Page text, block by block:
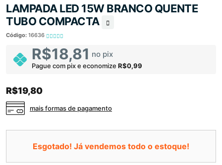
LAMPADA LED 15W BRANCO QUENTE
TUBO COMPACTA
Código: 16636
R$18,81 no pix
Pague com pix e economize R$0,99
R$19,80
mais formas de pagamento
Esgotado! Já vendemos todo o estoque!